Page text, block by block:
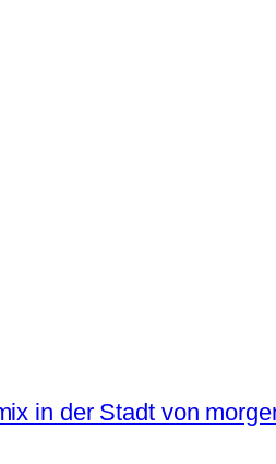
in der Stadt von